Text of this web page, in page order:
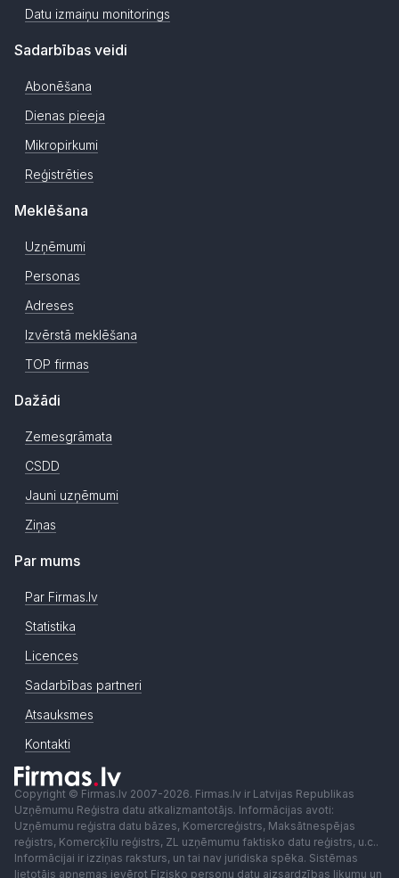
Datu izmaiņu monitorings
Sadarbības veidi
Abonēšana
Dienas pieeja
Mikropirkumi
Reģistrēties
Meklēšana
Uzņēmumi
Personas
Adreses
Izvērstā meklēšana
TOP firmas
Dažādi
Zemesgrāmata
CSDD
Jauni uzņēmumi
Ziņas
Par mums
Par Firmas.lv
Statistika
Licences
Sadarbības partneri
Atsauksmes
Kontakti
Copyright © Firmas.lv 2007-2026. Firmas.lv ir Latvijas Republikas
Uzņēmumu Reģistra datu atkalizmantotājs. Informācijas avoti:
Uzņēmumu reģistra datu bāzes, Komercreģistrs, Maksātnespējas
reģistrs, Komercķīlu reģistrs, ZL uzņēmumu faktisko datu reģistrs, u.c..
Informācijai ir izziņas raksturs, un tai nav juridiska spēka. Sistēmas
lietotājs apņemas ievērot Fizisko personu datu aizsardzības likumu un